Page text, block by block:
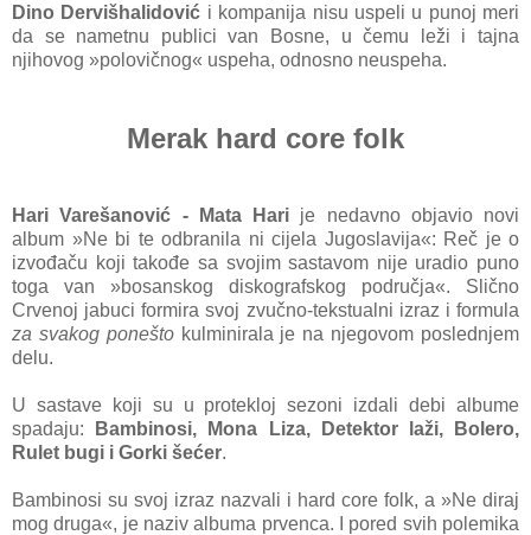
Dino Dervišhalidović i kompanija nisu uspeli u punoj meri
da se nametnu publici van Bosne, u čemu leži i tajna
njihovog »polovičnog« uspeha, odnosno neuspeha.
Merak hard core folk
Hari Varešanović - Mata Hari je nedavno objavio novi
album »Ne bi te odbranila ni cijela Jugoslavija«: Reč je o
izvođaču koji takođe sa svojim sastavom nije uradio puno
toga van »bosanskog diskografskog područja«. Slično
Crvenoj jabuci formira svoj zvučno-tekstualni izraz i formula
za svakog poneštokulminirala je na njegovom poslednjem
delu.
U sastave koji su u protekloj sezoni izdali debi albume
spadaju:
Bambinosi, Mona Liza, Detektor laži, Bolero,
Rulet bugi i Gorki šećer.
Bambinosi su svoj izraz nazvali i hard core folk, a »Ne diraj
mog druga«, je naziv albuma prvenca. I pored svih polemika